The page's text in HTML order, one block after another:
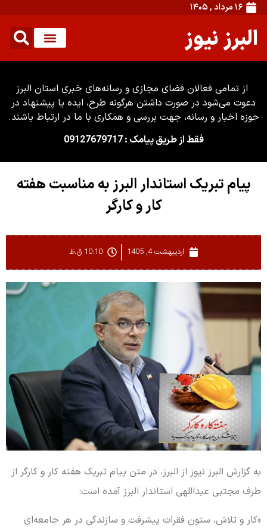
۱۶ مرداد , ۱۴۰۵
البرز نیوز
از تمامی فعالان فضای مجازی و رسانه‌های خبری استان البرز
دعوت می‌شود در صورت داشتن هرگونه طرح، ایده یا پیشنهاد در
حوزه اخبار و رسانه، جهت بررسی و همکاری با ما در ارتباط باشند.
فقط از طریق پیامک : 09127679717
پیام تبریک استاندار البرز به مناسبت هفته
کار و کارگر
اردیبهشت 4, 1405 10:10 ق.ظ
به گزارش البرز نیوز از البرز، در متن پیام تبریک هفته کار و کارگر از
طرف مجتبی عبداللهی استاندار البرز آمده است:
«کار و تلاش، ستون فقرات پیشرفت و سازندگی در هر جامعه‌ای